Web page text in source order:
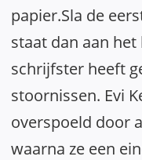
papier.Sla de
staat dan aan
schrijfster heeft
stoornissen. Evi
overspoeld door
waarna ze een